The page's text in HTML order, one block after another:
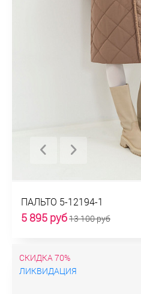
ПАЛЬТО 5-12194-1
5 895 руб13 100 руб
СКИДКА 70%
ЛИКВИДАЦИЯ